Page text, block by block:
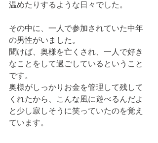
温めたりするような日々でした。
その中に、一人で参加されていた中年
の男性がいました。
聞けば、奥様を亡くされ、一人で好き
なことをして過ごしているということ
です。
奥様がしっかりお金を管理して残して
くれたから、こんな風に遊べるんだよ
と少し寂しそうに笑っていたのを覚え
ています。